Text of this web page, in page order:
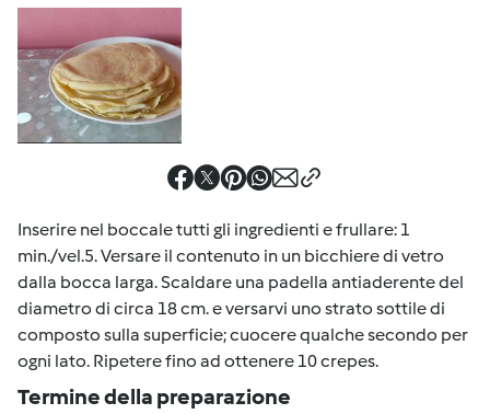
Inserire nel boccale tutti gli ingredienti e frullare: 1
min./vel.5. Versare il contenuto in un bicchiere di vetro
dalla bocca larga. Scaldare una padella antiaderente del
diametro di circa 18 cm. e versarvi uno strato sottile di
composto sulla superficie; cuocere qualche secondo per
ogni lato. Ripetere fino ad ottenere 10 crepes.
Termine della preparazione